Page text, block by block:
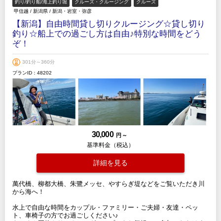
釣り/釣り船/海上釣り堀 クルーズ・クルージング
クルーズ
甲信越 / 新潟県 / 新潟・岩室・弥彦
【新潟】自由時間貸し切りクルージング☆貸し切り
釣り☆船上での過ごし方は自由♪特別な時間をどう
ぞ！
301分～360分
プランID：48202
30,000 円 ～
基準料金（税込）
詳細を見る
萬代橋、柳都大橋、朱鷺メッセ、やすらぎ堤などをご覧いただき川
から海へ！
水上で自由な時間をカップル・ファミリー・ご夫婦・友達・ペッ
ト、車椅子の方でお過ごしください♪